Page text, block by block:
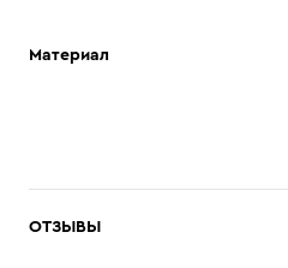
Материал
ОТЗЫВЫ